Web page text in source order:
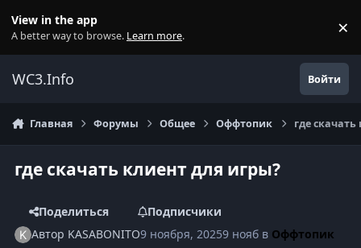
View in the app
A better way to browse. Learn more. ×
WC3.Info Войти
Главная Форумы Общее Оффтопик где
где скачать клиент для игры?
Поделиться
Подписчики
Автор KASABONITO9 ноября, 20259 нояб в Оффтопик